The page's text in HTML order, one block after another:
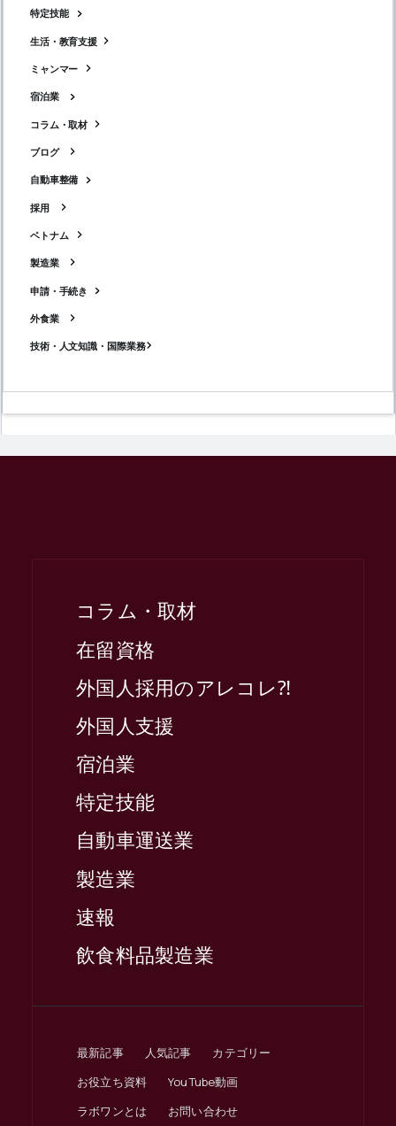
特定技能
生活・教育支援
ミャンマー
宿泊業
コラム・取材
ブログ
自動車整備
採用
ベトナム
製造業
申請・手続き
外食業
技術・人文知識・国際業務
コラム・取材
在留資格
外国人採用のアレコレ⁈
外国人支援
宿泊業
特定技能
自動車運送業
製造業
速報
飲食料品製造業
最新記事 人気記事
カテゴリー
お役立ち資料
YouTube動画
ラボワンとは
お問い合わせ